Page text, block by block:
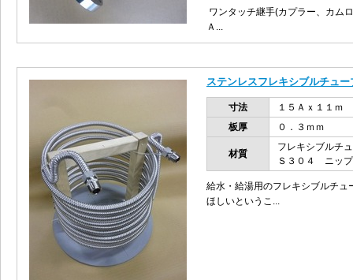
ワンタッチ継手(カプラー、カム
Ａ...
ステンレスフレキシブルチュ
寸法
１５Ａｘ１１ｍ
板厚
０．３ｍｍ
材質
フレキシブルチ
Ｓ３０４ ニッ
給水・給湯用のフレキシブルチ
ほしいというこ...